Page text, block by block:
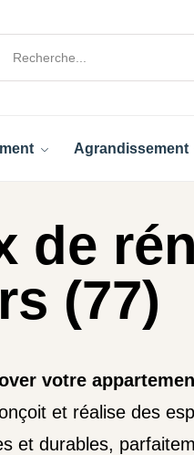
Agrandissement
de
(77)
votre
et réalise des
et durables,